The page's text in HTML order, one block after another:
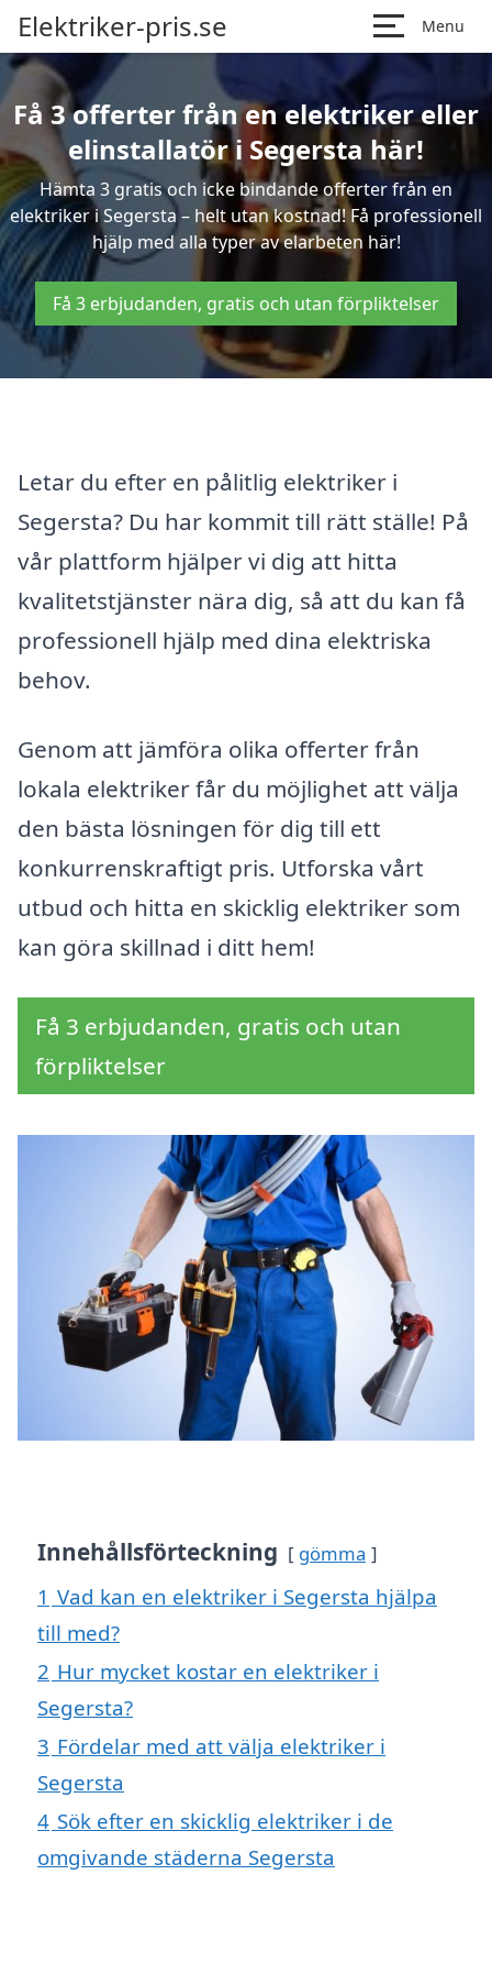
Elektriker-pris.se Menu
Få 3 offerter från en elektriker eller
elinstallatör i Segersta här!
Hämta 3 gratis och icke bindande offerter från en
elektriker i Segersta – helt utan kostnad! Få professionell
hjälp med alla typer av elarbeten här!
Få 3 erbjudanden, gratis och utan förpliktelser
Letar du efter en pålitlig elektriker i
Segersta? Du har kommit till rätt ställe! På
vår plattform hjälper vi dig att hitta
kvalitetstjänster nära dig, så att du kan få
professionell hjälp med dina elektriska
behov.
Genom att jämföra olika offerter från
lokala elektriker får du möjlighet att välja
den bästa lösningen för dig till ett
konkurrenskraftigt pris. Utforska vårt
utbud och hitta en skicklig elektriker som
kan göra skillnad i ditt hem!
Få 3 erbjudanden, gratis och utan
förpliktelser
Innehållsförteckning gömma
1 Vad kan en elektriker i Segersta hjälpa
till med?
2 Hur mycket kostar en elektriker i
Segersta?
3 Fördelar med att välja elektriker i
Segersta
4 Sök efter en skicklig elektriker i de
omgivande städerna Segersta